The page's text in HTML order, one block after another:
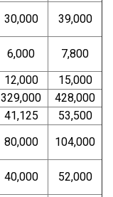
30,000
39,000
6,000
7,800
12,000
15,000
329,000
428,000
41,125
53,500
80,000
104,000
40,000
52,000